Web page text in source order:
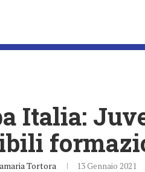
Italia:
Tortora 13 Gennaio 2021